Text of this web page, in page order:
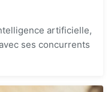
artificielle,
ses concurrents